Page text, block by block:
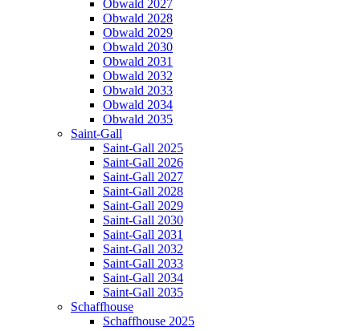
Obwald 2027
Obwald 2028
Obwald 2029
Obwald 2030
Obwald 2031
Obwald 2032
Obwald 2033
Obwald 2034
Obwald 2035
Saint-Gall
Saint-Gall 2025
Saint-Gall 2026
Saint-Gall 2027
Saint-Gall 2028
Saint-Gall 2029
Saint-Gall 2030
Saint-Gall 2031
Saint-Gall 2032
Saint-Gall 2033
Saint-Gall 2034
Saint-Gall 2035
Schaffhouse
Schaffhouse 2025